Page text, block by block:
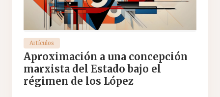
Artículos
Aproximación a una concepción
marxista del Estado bajo el
régimen de los López